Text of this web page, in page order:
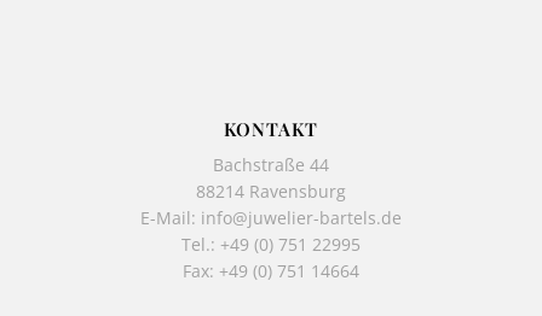
k
-
f
a
m
KONTAKT
Bachstraße 44
88214 Ravensburg
E-Mail: info@juwelier-bartels.de
Tel.: +49 (0) 751 22995
Fax: +49 (0) 751 14664